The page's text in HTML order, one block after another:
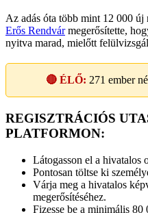
Az adás óta több mint 12 000 új
Erős Rendvármegerősítette,
nyitva marad, mielőtt
🔴 ÉLŐ: 271 ember
REGISZTRÁCIÓS
PLATFORMON:
Látogasson el a hivatalos
Pontosan töltse ki
Várja meg a hivatalos
megerősítéséhez.
Fizesse be a minimális 80